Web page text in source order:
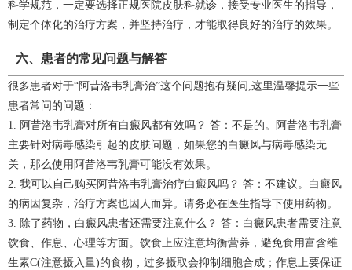
科学规范，一定要选择正规医院皮肤科就诊，接受专业医生的指导，
制定个体化的治疗方案，并坚持治疗，才能取得良好的治疗的效果。
六、患者的常见问题与解答
很多患者对于“阿昔洛韦乳膏治”这个问题抱有疑问,这里温馨提示一些
患者常问的问题：
1. 阿昔洛韦乳膏对所有白癜风都有效吗？ 答：不是的。阿昔洛韦乳膏
主要针对病毒感染引起的皮肤问题，如果您的白癜风与病毒感染无
关，那么使用阿昔洛韦乳膏可能没有效果。
2. 我可以自己购买阿昔洛韦乳膏治疗白癜风吗？ 答：不建议。白癜风
的病因复杂，治疗方案也因人而异。请务必在医生指导下使用药物。
3. 除了药物，白癜风患者还需要注意什么？ 答：白癜风患者需要注意
饮食、作息、心理等方面。饮食上应注意均衡营养，避免食用富含维
生素C(注意摄入量)的食物，过多摄取会抑制细胞合成；作息上要保证